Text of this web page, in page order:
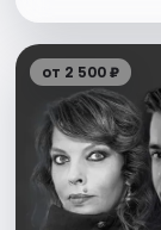
от 2 500 ₽